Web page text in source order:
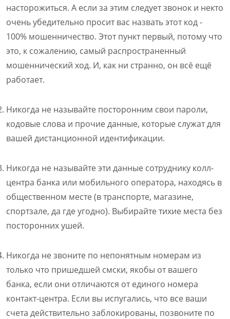
насторожиться. А если за этим следует звонок и некто
очень убедительно просит вас назвать этот код -
100% мошенничество. Этот пункт первый, потому что
это, к сожалению, самый распространенный
мошеннический ход. И, как ни странно, он всё ещё
работает.
Никогда не называйте посторонним свои пароли,
кодовые слова и прочие данные, которые служат для
вашей дистанционной идентификации.
Никогда не называйте эти данные сотруднику колл-
центра банка или мобильного оператора, находясь в
общественном месте (в транспорте, магазине,
спортзале, да где угодно). Выбирайте тихие места без
посторонних ушей.
Никогда не звоните по непонятным номерам из
только что пришедшей смски, якобы от вашего
банка, если они отличаются от единого номера
контакт-центра. Если вы испугались, что все ваши
счета действительно заблокированы, позвоните по